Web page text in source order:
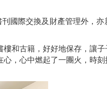
國際交換及財產管理外，
和古籍，好好地保存，讓
，心中燃起了一團火，時